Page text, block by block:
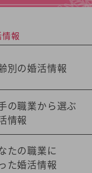
報
別の婚活情報
の職業から選ぶ
情報
たの職業に
た婚活情報